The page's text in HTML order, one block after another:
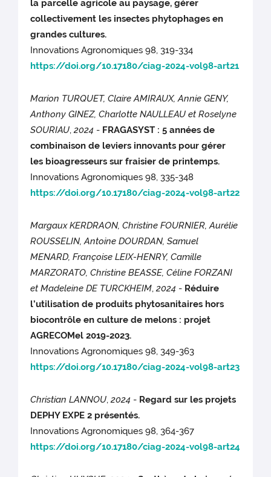
la parcelle agricole au paysage, gérer
collectivement les insectes phytophages en
grandes cultures.
Innovations Agronomiques 98, 319-334
https://doi.org/10.17180/ciag-2024-vol98-art21
Marion TURQUET, Claire AMIRAUX, Annie GENY,
Anthony GINEZ, Charlotte NAULLEAU et Roselyne
SOURIAU,2024 - FRAGASYST : 5 années de
combinaison de leviers innovants pour gérer
les bioagresseurs sur fraisier de printemps.
Innovations Agronomiques 98, 335-348
https://doi.org/10.17180/ciag-2024-vol98-art22
Margaux KERDRAON, Christine FOURNIER, Aurélie
ROUSSELIN, Antoine DOURDAN, Samuel
MENARD, Françoise LEIX-HENRY, Camille
MARZORATO, Christine BEASSE, Céline FORZANI
et Madeleine DE TURCKHEIM,2024 - Réduire
l’utilisation de produits phytosanitaires hors
biocontrôle en culture de melons : projet
AGRECOMel 2019-2023.
Innovations Agronomiques 98, 349-363
https://doi.org/10.17180/ciag-2024-vol98-art23
Christian LANNOU,2024 - Regard sur les projets
DEPHY EXPE 2 présentés.
Innovations Agronomiques 98, 364-367
https://doi.org/10.17180/ciag-2024-vol98-art24